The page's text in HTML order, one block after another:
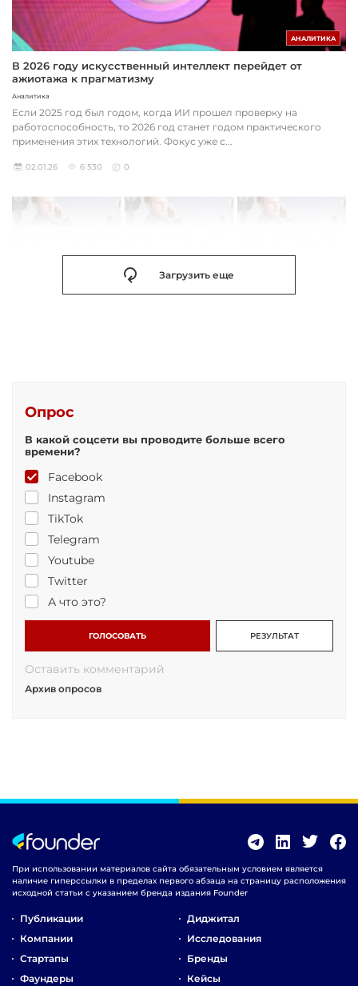
АНАЛИТИКА
В 2026 году искусственный интеллект перейдет от
ажиотажа к прагматизму
Аналитика
Если 2025 год был годом, когда ИИ прошел проверку на
работоспособность, то 2026 год станет годом практического
применения этих технологий. Фокус уже с...
02.01.26 6 530 0
Загрузить еще
Опрос
В какой соцсети вы проводите больше всего
времени?
Facebook
Instagram
TikTok
Telegram
Youtube
Twitter
А что это?
ГОЛОСОВАТЬ РЕЗУЛЬТАТ
Оставить комментарий
Архив опросов
При использовании материалов сайта обязательным условием является
наличие гиперссылки в пределах первого абзаца на страницу расположения
исходной статьи с указанием бренда издания Founder
Публикации
Компании
Стартапы
Фаундеры
Диджитал
Исследования
Бренды
Кейсы